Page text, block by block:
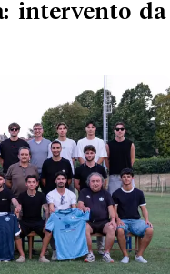
intervento da